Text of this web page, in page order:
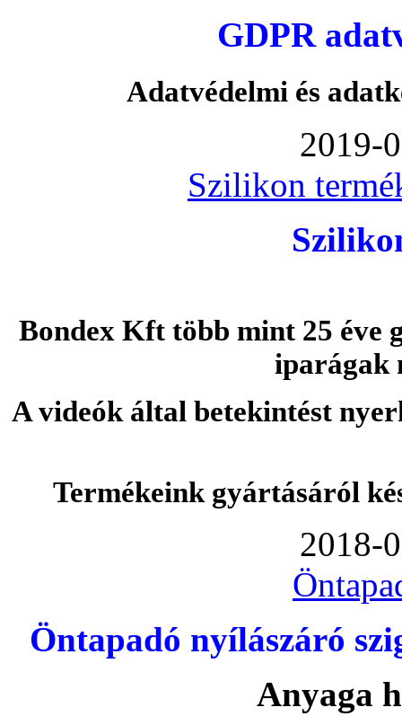
GDPR
Adatvédelmi és
2019-
Szilikon
Bondex Kft több mint 25 éve
iparágak
A videók által betekintést
Termékeink gyártásáról
2018-
Öntapadó nyílászáró
Anyaga